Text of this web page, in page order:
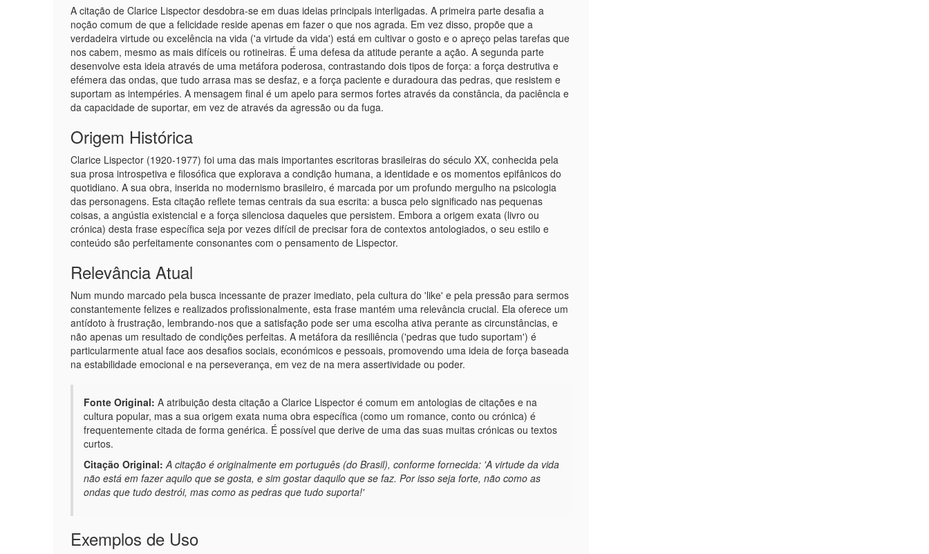
A citação de Clarice Lispector desdobra-se em duas ideias principais interligadas. A primeira parte desafia a
noção comum de que a felicidade reside apenas em fazer o que nos agrada. Em vez disso, propõe que a
verdadeira virtude ou excelência na vida ('a virtude da vida') está em cultivar o gosto e o apreço pelas tarefas que
nos cabem, mesmo as mais difíceis ou rotineiras. É uma defesa da atitude perante a ação. A segunda parte
desenvolve esta ideia através de uma metáfora poderosa, contrastando dois tipos de força: a força destrutiva e
efémera das ondas, que tudo arrasa mas se desfaz, e a força paciente e duradoura das pedras, que resistem e
suportam as intempéries. A mensagem final é um apelo para sermos fortes através da constância, da paciência e
da capacidade de suportar, em vez de através da agressão ou da fuga.
Origem Histórica
Clarice Lispector (1920-1977) foi uma das mais importantes escritoras brasileiras do século XX, conhecida pela
sua prosa introspetiva e filosófica que explorava a condição humana, a identidade e os momentos epifânicos do
quotidiano. A sua obra, inserida no modernismo brasileiro, é marcada por um profundo mergulho na psicologia
das personagens. Esta citação reflete temas centrais da sua escrita: a busca pelo significado nas pequenas
coisas, a angústia existencial e a força silenciosa daqueles que persistem. Embora a origem exata (livro ou
crónica) desta frase específica seja por vezes difícil de precisar fora de contextos antologiados, o seu estilo e
conteúdo são perfeitamente consonantes com o pensamento de Lispector.
Relevância Atual
Num mundo marcado pela busca incessante de prazer imediato, pela cultura do 'like' e pela pressão para sermos
constantemente felizes e realizados profissionalmente, esta frase mantém uma relevância crucial. Ela oferece um
antídoto à frustração, lembrando-nos que a satisfação pode ser uma escolha ativa perante as circunstâncias, e
não apenas um resultado de condições perfeitas. A metáfora da resiliência ('pedras que tudo suportam') é
particularmente atual face aos desafios sociais, económicos e pessoais, promovendo uma ideia de força baseada
na estabilidade emocional e na perseverança, em vez de na mera assertividade ou poder.
Fonte Original: A atribuição desta citação a Clarice Lispector é comum em antologias de citações e na
cultura popular, mas a sua origem exata numa obra específica (como um romance, conto ou crónica) é
frequentemente citada de forma genérica. É possível que derive de uma das suas muitas crónicas ou textos
curtos.
Citação Original: A citação é originalmente em português (do Brasil), conforme fornecida: 'A virtude da vida
não está em fazer aquilo que se gosta, e sim gostar daquilo que se faz. Por isso seja forte, não como as
ondas que tudo destrói, mas como as pedras que tudo suporta!'
Exemplos de Uso